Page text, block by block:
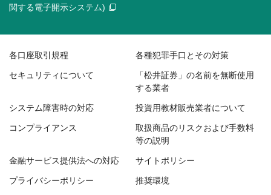
関する電子開示システム)
各口座取引規程 各種犯罪手口とその対策
セキュリティについて
「松井証券」の名前を無断使用
する業者
システム障害時の対応 投資用教材販売業者について
コンプライアンス
取扱商品のリスクおよび手数料
等の説明
金融サービス提供法への対応 サイトポリシー
プライバシーポリシー 推奨環境